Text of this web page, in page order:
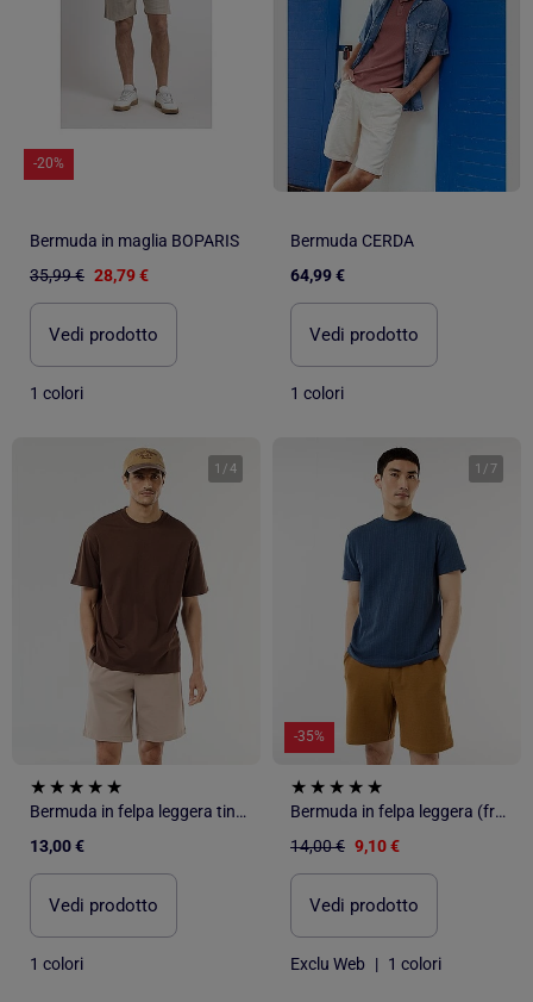
-20%
Bermuda in maglia BOPARIS
35,99 € 28,79 €
Vedi prodotto
1 colori
Bermuda CERDA
64,99 €
Vedi prodotto
1 colori
1 /4
Bermuda in felpa leggera tinta unita
13,00 €
Vedi prodotto
1 colori
1 / 7
-35%
Bermuda in felpa leggera (french-terry)
14,00 € 9,10 €
Vedi prodotto
Exclu Web | 1 colori